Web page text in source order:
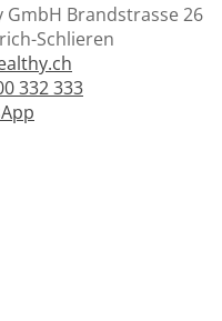
GmbH Brandstrasse 26
Schlieren
332 333